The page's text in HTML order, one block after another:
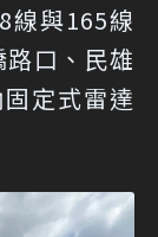
線與165線
口、民雄
定式雷達